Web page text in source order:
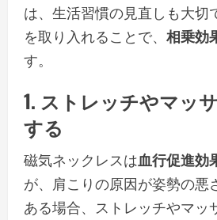
は、生活習慣の見直しも大切
を取り入れることで、 相乗効
す。
1. ストレッチやマッ
する
磁気ネックレスは血行促進効
が、肩こりの原因が姿勢の悪
ある場合、ストレッチやマッ